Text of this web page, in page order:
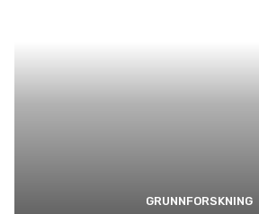
GRUNNFORSKNING